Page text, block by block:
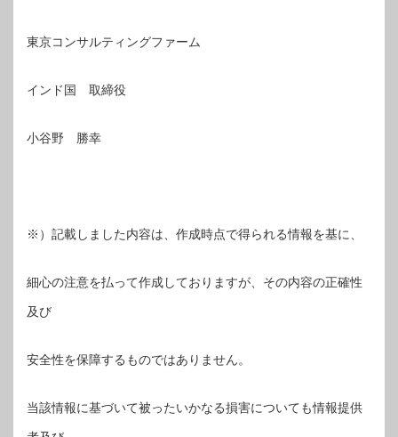
東京コンサルティングファーム
インド国 取締役
小谷野 勝幸
※）記載しました内容は、作成時点で得られる情報を基に、
細心の注意を払って作成しておりますが、その内容の正確性
及び
安全性を保障するものではありません。
当該情報に基づいて被ったいかなる損害についても情報提供